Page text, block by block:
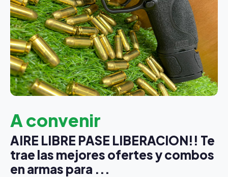
A convenir
AIRE LIBRE PASE LIBERACION!! Te
trae las mejores ofertes y combos
en armas para ...